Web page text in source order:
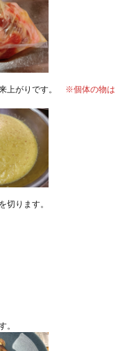
上がりです。 ※個体の物は
切ります。
。